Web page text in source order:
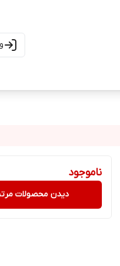
ناموجود
دیدن محصولات